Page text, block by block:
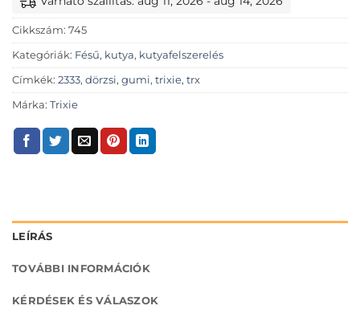
Cikkszám: 745
Kategóriák: Fésű, kutya, kutyafelszerelés
Címkék: 2333, dörzsi, gumi, trixie, trx
Márka: Trixie
LEÍRÁS
TOVÁBBI INFORMÁCIÓK
KÉRDÉSEK ÉS VÁLASZOK